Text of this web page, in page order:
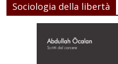
Sociologia della libertà